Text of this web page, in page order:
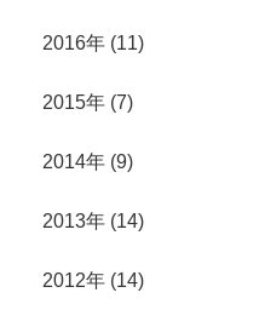
2016年 (11)
2015年 (7)
2014年 (9)
2013年 (14)
2012年 (14)